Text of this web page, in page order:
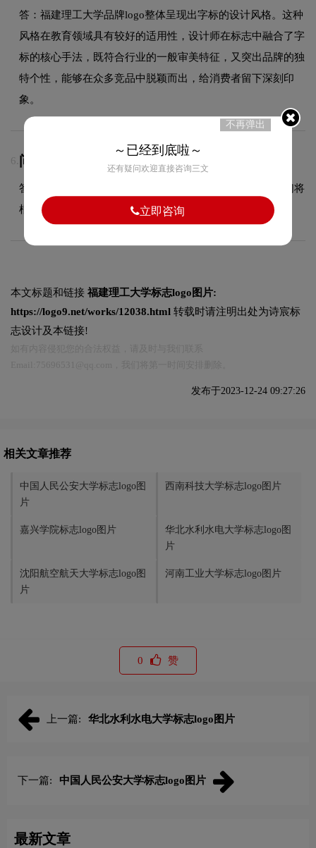
答：福建理工大学品牌logo整体呈现出字标的设计风格。这种
风格在教育领域具有较好的适用性，设计师在标志中融合了字
标的核心手法，既符合行业的一般审美特征，又突出品牌的独
特个性，能够在众多竞品中脱颖而出，给消费者留下深刻印
象。
6. 问：加急能否处理？
答：可以加急处理，具体加急时间和费用请咨询客服，我们将
根据项目复杂度和您的紧急需求协调安排。
本文标题和链接 福建理工大学标志logo图片:
https://logo9.net/works/12038.html 转载时请注明出处为诗宸标
志设计及本链接!
发布于2023-12-24 09:27:26
相关文章推荐
中国人民公安大学标志logo图
片
西南科技大学标志logo图片
嘉兴学院标志logo图片
华北水利水电大学标志logo图
片
沈阳航空航天大学标志logo图
片
河南工业大学标志logo图片
0 赞
上一篇: 华北水利水电大学标志logo图片
下一篇: 中国人民公安大学标志logo图片
最新文章
不再弹出
～已经到底啦～
还有疑问欢迎直接咨询三文
立即咨询